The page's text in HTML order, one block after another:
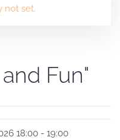
not set.
Fun"
18:00 - 19:00